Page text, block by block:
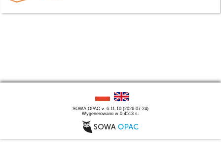
SOWA OPAC v. 6.11.10 (2026-07-24)
Wygenerowano w 0,4513 s.